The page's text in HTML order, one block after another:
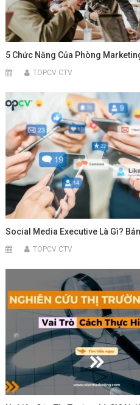
5 Chức Năng Của Phòng
TOPCV CTV
Social Media Executive Là Gì?
TOPCV CTV